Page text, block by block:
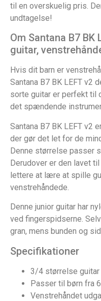
til en overskuelig pris.
undtagelse!
Om Santana B7 BK
guitar,
Hvis dit barn er
Santana B7 BK LEFT v2
sorte guitar er perfekt til
det spændende
Santana B7 BK LEFT v2
der gør det let for de
Denne størrelse passer
Derudover er den lavet
lettere at lære at spille
venstrehåndede.
Denne junior guitar har
ved fingerspidserne.
gran, mens bunden og
Specifikationer
3/4 størrelse guitar
Passer til børn fra
Venstrehåndet